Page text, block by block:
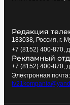
Редакция
183038, Россия, г.
+7 (8152) 400-870,
Рекламный
+7 (8152) 400-870,
Электронная почта: